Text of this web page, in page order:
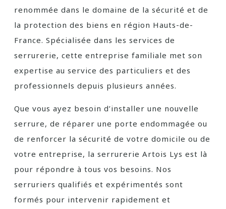
renommée dans le domaine de la sécurité et de
la protection des biens en région Hauts-de-
France. Spécialisée dans les services de
serrurerie, cette entreprise familiale met son
expertise au service des particuliers et des
professionnels depuis plusieurs années.
Que vous ayez besoin d’installer une nouvelle
serrure, de réparer une porte endommagée ou
de renforcer la sécurité de votre domicile ou de
votre entreprise, la serrurerie Artois Lys est là
pour répondre à tous vos besoins. Nos
serruriers qualifiés et expérimentés sont
formés pour intervenir rapidement et